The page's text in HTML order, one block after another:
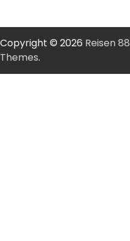
Copyright © 2026 Reisen 88
Themes.